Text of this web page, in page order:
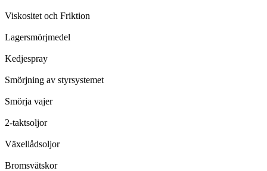
Viskositet och Friktion
Lagersmörjmedel
Kedjespray
Smörjning av styrsystemet
Smörja vajer
2-taktsoljor
Växellådsoljor
Bromsvätskor